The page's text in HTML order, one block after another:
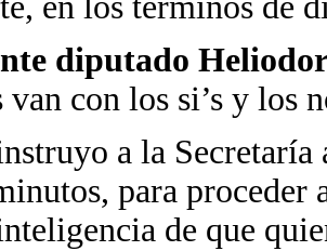
diputado
van con los si’s y los
a la
para
de que